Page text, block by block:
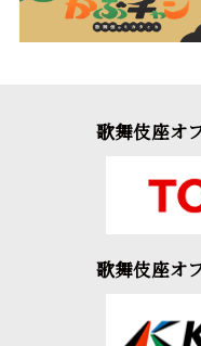
歌舞伎座オ
歌舞伎座オ